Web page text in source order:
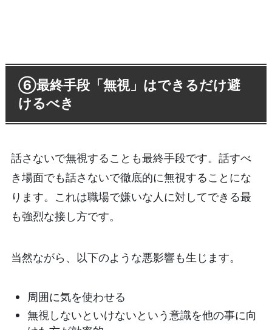
⑥最終手段「無視」はできるだけ避
けるべき
話さないで無視することも最終手段です。話すべ
き場面でも話さないで徹底的に無視することにな
ります。これは職場で嫌いな人に対してできる最
も強烈な接し方です。
当然ながら、以下のような悪影響も生じます。
周囲に気を使わせる
無視しないといけないという意識を他の事に向